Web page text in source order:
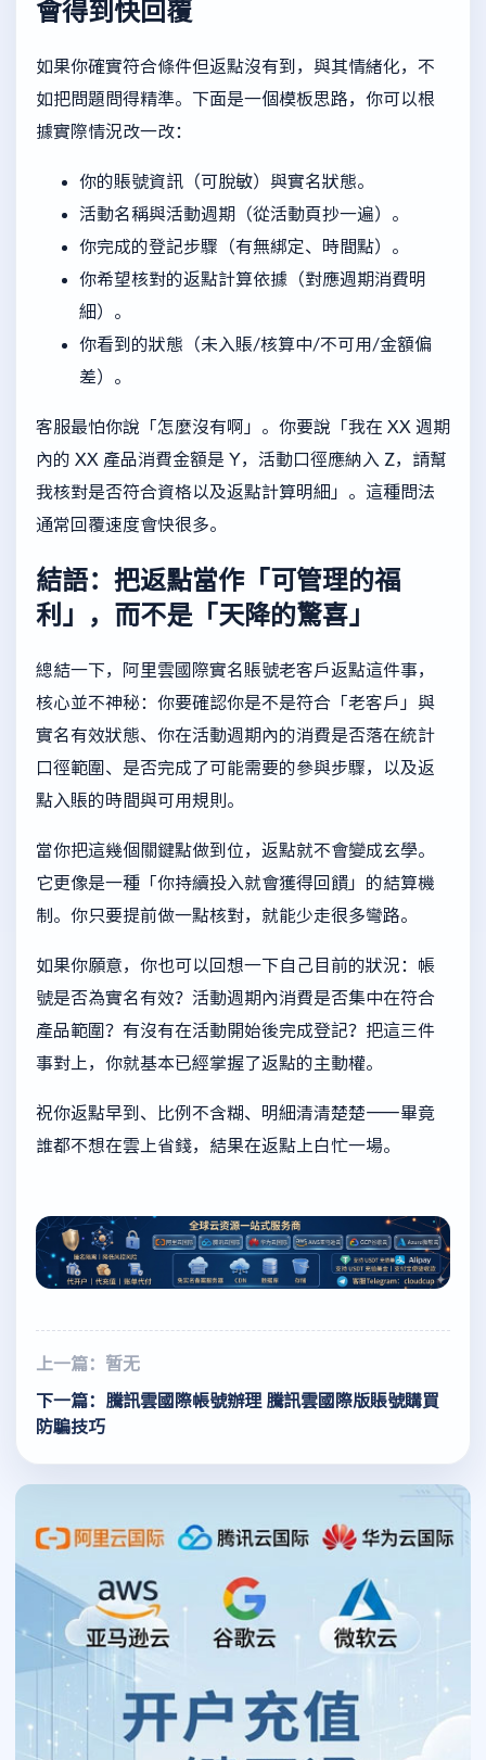
會得到快回覆
如果你確實符合條件但返點沒有到，與其情緒化，不
如把問題問得精準。下面是一個模板思路，你可以根
據實際情況改一改：
你的賬號資訊（可脫敏）與實名狀態。
活動名稱與活動週期（從活動頁抄一遍）。
你完成的登記步驟（有無綁定、時間點）。
你希望核對的返點計算依據（對應週期消費明
細）。
你看到的狀態（未入賬/核算中/不可用/金額偏
差）。
客服最怕你說「怎麼沒有啊」。你要說「我在 XX 週期
內的 XX 產品消費金額是 Y，活動口徑應納入 Z，請幫
我核對是否符合資格以及返點計算明細」。這種問法
通常回覆速度會快很多。
結語：把返點當作「可管理的福
利」，而不是「天降的驚喜」
總結一下，阿里雲國際實名賬號老客戶返點這件事，
核心並不神秘：你要確認你是不是符合「老客戶」與
實名有效狀態、你在活動週期內的消費是否落在統計
口徑範圍、是否完成了可能需要的參與步驟，以及返
點入賬的時間與可用規則。
當你把這幾個關鍵點做到位，返點就不會變成玄學。
它更像是一種「你持續投入就會獲得回饋」的結算機
制。你只要提前做一點核對，就能少走很多彎路。
如果你願意，你也可以回想一下自己目前的狀況：帳
號是否為實名有效？活動週期內消費是否集中在符合
產品範圍？有沒有在活動開始後完成登記？把這三件
事對上，你就基本已經掌握了返點的主動權。
祝你返點早到、比例不含糊、明細清清楚楚——畢竟
誰都不想在雲上省錢，結果在返點上白忙一場。
上一篇：暂无
下一篇：騰訊雲國際帳號辦理 騰訊雲國際版賬號購買
防騙技巧